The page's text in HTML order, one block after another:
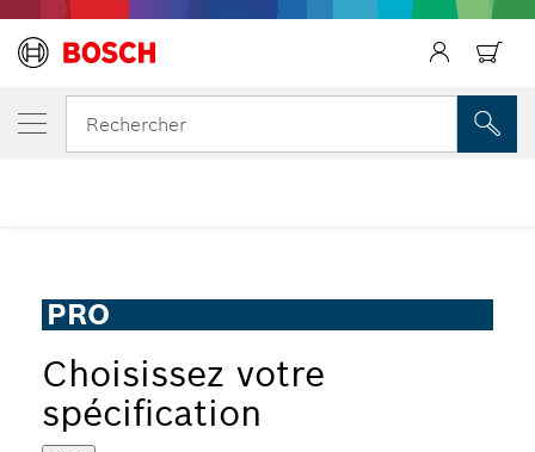
Rechercher
PRO
Choisissez votre
spécification
VOTRE VARIANTE SÉLECTIONNÉE
Lame de scie sauteuse PRO Hardwood fast